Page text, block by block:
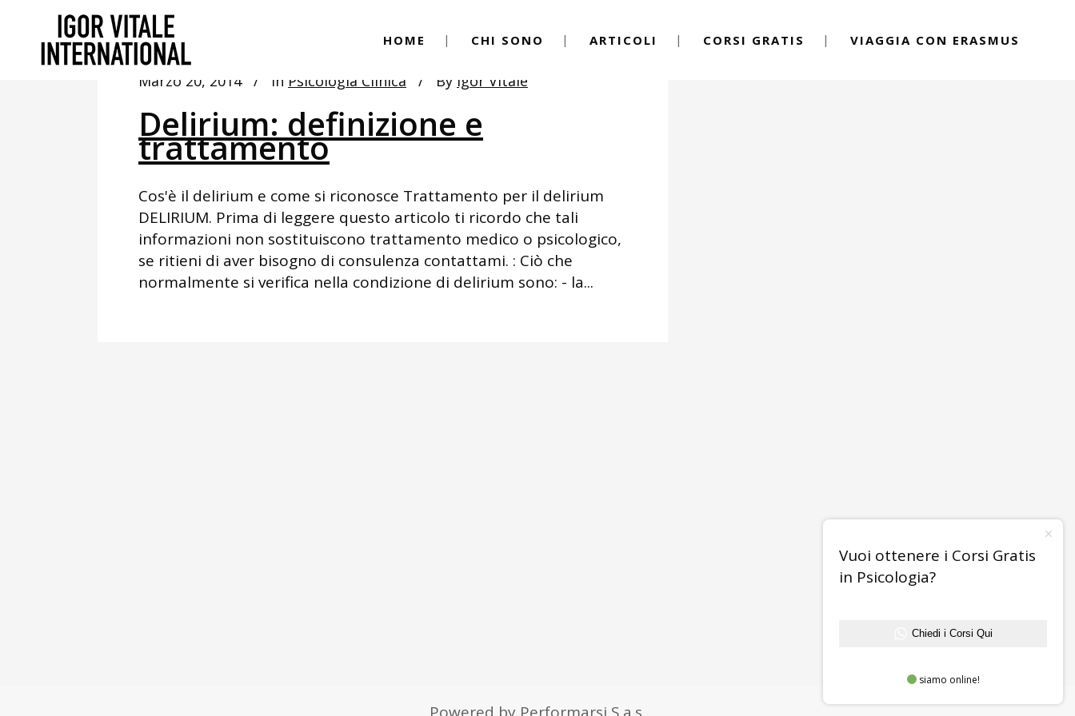
HOME CHI SONO ARTICOLI CORSI GRATIS VIAGGIA CON ERASMUS
Marzo 20, 2014 In Psicologia Clinica By Igor Vitale
Delirium: definizione e
trattamento
Cos'è il delirium e come si riconosce Trattamento per il delirium
DELIRIUM. Prima di leggere questo articolo ti ricordo che tali
informazioni non sostituiscono trattamento medico o psicologico,
se ritieni di aver bisogno di consulenza contattami. : Ciò che
normalmente si verifica nella condizione di delirium sono: - la...
Vuoi ottenere i Corsi Gratis
in Psicologia?
Chiedi i Corsi Qui
siamo online!